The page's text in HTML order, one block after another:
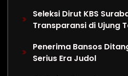
Seleksi Dirut KBS
Transparansi di Ujung
Penerima Bansos
Serius Era Judol